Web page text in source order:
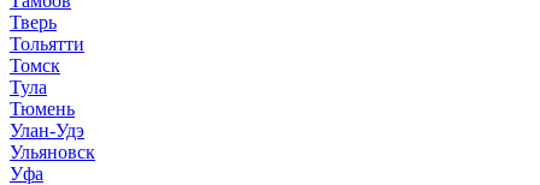
Тверь
Тольятти
Томск
Тула
Тюмень
Улан-Удэ
Ульяновск
Уфа